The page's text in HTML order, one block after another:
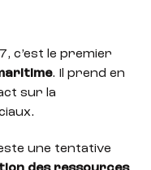
c’est le premier
. Il prend en
sur la
une tentative